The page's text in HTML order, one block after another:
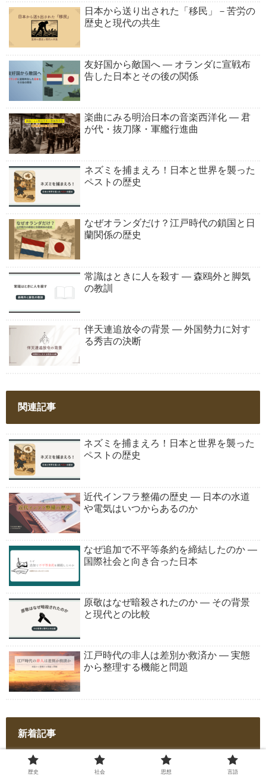
日本から送り出された「移民」－苦労の
歴史と現代の共生
友好国から敵国へ ― オランダに宣戦布
告した日本とその後の関係
楽曲にみる明治日本の音楽西洋化 ― 君
が代・抜刀隊・軍艦行進曲
ネズミを捕まえろ！日本と世界を襲った
ペストの歴史
なぜオランダだけ？江戸時代の鎖国と日
蘭関係の歴史
常識はときに人を殺す ― 森鴎外と脚気
の教訓
伴天連追放令の背景 ― 外国勢力に対す
る秀吉の決断
関連記事
ネズミを捕まえろ！日本と世界を襲った
ペストの歴史
近代インフラ整備の歴史 ― 日本の水道
や電気はいつからあるのか
なぜ追加で不平等条約を締結したのか ―
国際社会と向き合った日本
原敬はなぜ暗殺されたのか ― その背景
と現代との比較
江戸時代の非人は差別か救済か ― 実態
から整理する機能と問題
新着記事
イスラム国家と信教の自由 ― 宗教秩序
歴史 社会 思想 言語